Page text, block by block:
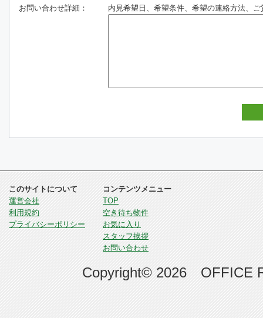
お問い合わせ詳細： 内見希望日、希望条件、希望の連絡方法、ご
このサイトについて
運営会社
利用規約
プライバシーポリシー
コンテンツメニュー
TOP
空き待ち物件
お気に入り
スタッフ挨拶
お問い合わせ
Copyright© 2026 OFFICE